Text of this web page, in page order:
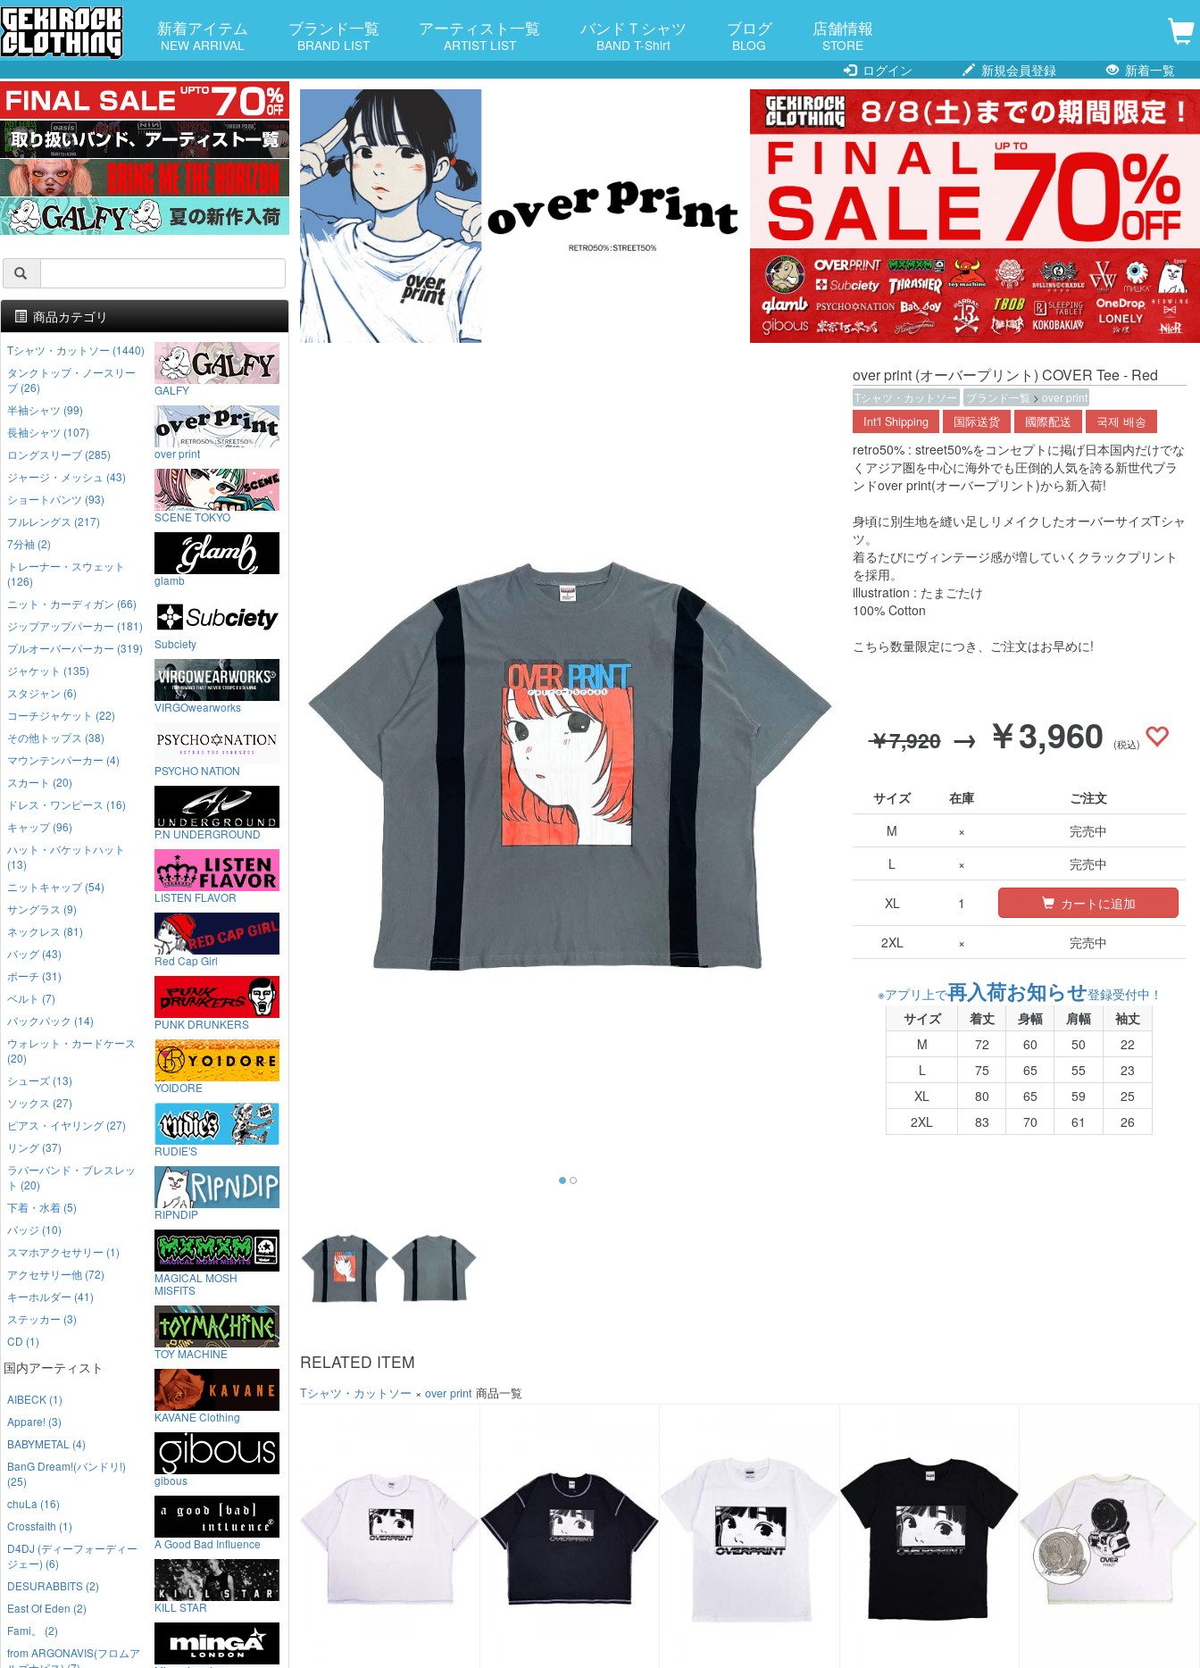
新着アイテム
NEW ARRIVAL
ブランド一覧
BRAND LIST
アーティスト一覧
ARTIST LIST
バンドＴシャツ
BAND T-Shirt
ブログ
BLOG
店舗情報
STORE
ログイン
新規会員登録 新着一覧
over print (オーバープリント) COVER Tee - Red
Tシャツ・カットソー ブランド一覧 > over print
Int'l Shipping 国际送货 國際配送 국제 배송
retro50% : street50%をコンセプトに掲げ日本国内だけでな
くアジア圏を中心に海外でも圧倒的人気を誇る新世代ブラ
ンドover print(オーバープリント)から新入荷!
身頃に別生地を縫い足しリメイクしたオーバーサイズTシャ
ツ。
着るたびにヴィンテージ感が増していくクラックプリント
を採用。
illustration : たまごたけ
100% Cotton
こちら数量限定につき、ご注文はお早めに!
￥7,920 → ￥3,960 (税込)
サイズ 在庫
ご注文
M
×
完売中
L
× 完売中
XL 1 カートに追加
2XL × 完売中
※アプリ上で再入荷お知らせ登録受付中！
サイズ
着丈 身幅 肩幅
袖丈
M
72 60 50
22
L
75 65 55
23
XL
80 65 59
25
2XL
83 70 61 26
RELATED ITEM
Tシャツ・カットソー × over print 商品一覧
商品カテゴリ
Tシャツ・カットソー (1440)
タンクトップ・ノースリー
ブ (26)
半袖シャツ (99)
長袖シャツ (107)
ロングスリーブ (285)
ジャージ・メッシュ (43)
ショートパンツ (93)
フルレングス (217)
7分袖 (2)
トレーナー・スウェット
(126)
ニット・カーディガン (66)
ジップアップパーカー (181)
プルオーバーパーカー (319)
ジャケット (135)
スタジャン (6)
コーチジャケット (22)
その他トップス (38)
マウンテンパーカー (4)
スカート (20)
ドレス・ワンピース (16)
キャップ (96)
ハット・バケットハット
(13)
ニットキャップ (54)
サングラス (9)
ネックレス (81)
バッグ (43)
ポーチ (31)
ベルト (7)
バックパック (14)
ウォレット・カードケース
(20)
シューズ (13)
ソックス (27)
ピアス・イヤリング (27)
リング (37)
ラバーバンド・ブレスレッ
ト (20)
下着・水着 (5)
バッジ (10)
スマホアクセサリー (1)
アクセサリー他 (72)
キーホルダー (41)
ステッカー (3)
CD (1)
国内アーティスト
AIBECK (1)
Appare! (3)
BABYMETAL (4)
BanG Dream!(バンドリ!)
(25)
chuLa (16)
Crossfaith (1)
D4DJ (ディーフォーディー
ジェー) (6)
DESURABBITS (2)
East Of Eden (2)
Fami。 (2)
from ARGONAVIS(フロムア
GALFY
over print
SCENE TOKYO
glamb
Subciety
VIRGOwearworks
PSYCHO NATION
P.N UNDERGROUND
LISTEN FLAVOR
Red Cap Girl
PUNK DRUNKERS
YOIDORE
RUDIE'S
RIPNDIP
MAGICAL MOSH
MISFITS
TOY MACHINE
KAVANE Clothing
gibous
A Good Bad Influence
KILL STAR